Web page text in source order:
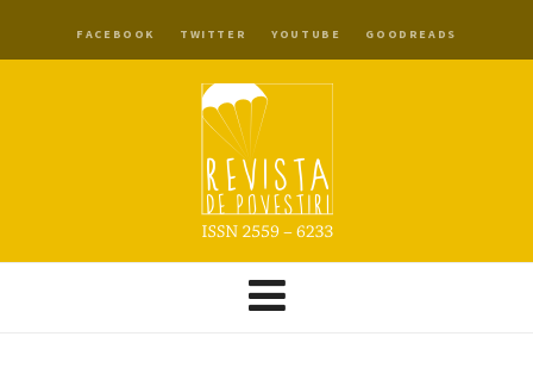
FACEBOOK TWITTER YOUTUBE GOODREADS